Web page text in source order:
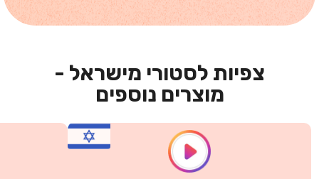
צפיות לסטורי מישראל -
מוצרים נוספים